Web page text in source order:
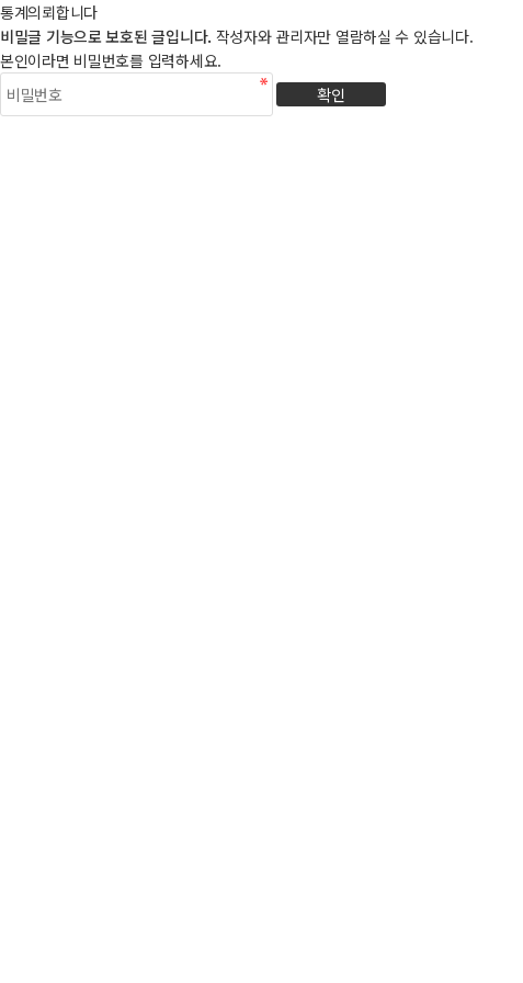
통계의뢰합니다
비밀글 기능으로 보호된 글입니다. 작성자와 관리자만 열람하실 수 있습니다.
본인이라면 비밀번호를 입력하세요.